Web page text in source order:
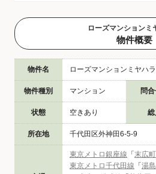
ローズマンションミ
物件概要
物件名 ローズマンションミヤハラ
物件種別 マンション 問
状態 空きあり 総
所在地 千代田区外神田6-5-9
東京メトロ銀座線 「 末広町
東京メトロ千代田線 「 湯島